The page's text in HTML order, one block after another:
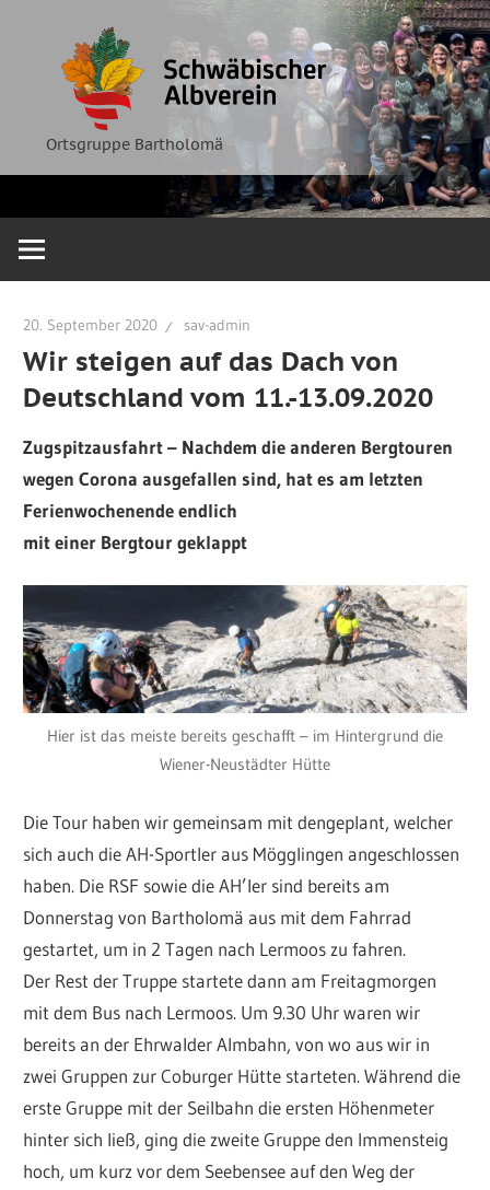
springen
Ortsgruppe Bartholomä
Albverein
Ortsgruppe
Bartholomä
20. September 2020 sav-admin
Wir steigen auf das Dach von
Deutschland vom 11.-13.09.2020
Zugspitzausfahrt – Nachdem die anderen Bergtouren
wegen Corona ausgefallen sind, hat es am letzten
Ferienwochenende endlich
mit einer Bergtour geklappt
Hier ist das meiste bereits geschafft – im Hintergrund die
Wiener-Neustädter Hütte
Die Tour haben wir gemeinsam mit dengeplant, welcher
sich auch die AH-Sportler aus Mögglingen angeschlossen
haben. Die RSF sowie die AH’ler sind bereits am
Donnerstag von Bartholomä aus mit dem Fahrrad
gestartet, um in 2 Tagen nach Lermoos zu fahren.
Der Rest der Truppe startete dann am Freitagmorgen
mit dem Bus nach Lermoos. Um 9.30 Uhr waren wir
bereits an der Ehrwalder Almbahn, von wo aus wir in
zwei Gruppen zur Coburger Hütte starteten. Während die
erste Gruppe mit der Seilbahn die ersten Höhenmeter
hinter sich ließ, ging die zweite Gruppe den Immensteig
hoch, um kurz vor dem Seebensee auf den Weg der